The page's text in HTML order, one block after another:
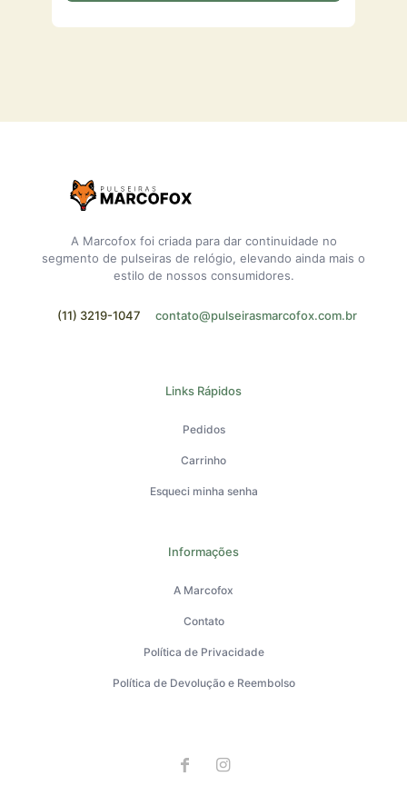
A Marcofox foi criada para dar continuidade no
segmento de pulseiras de relógio, elevando ainda mais o
estilo de nossos consumidores.
(11) 3219-1047 contato@pulseirasmarcofox.com.br
Links Rápidos
Pedidos
Carrinho
Esqueci minha senha
Informações
A Marcofox
Contato
Política de Privacidade
Política de Devolução e Reembolso